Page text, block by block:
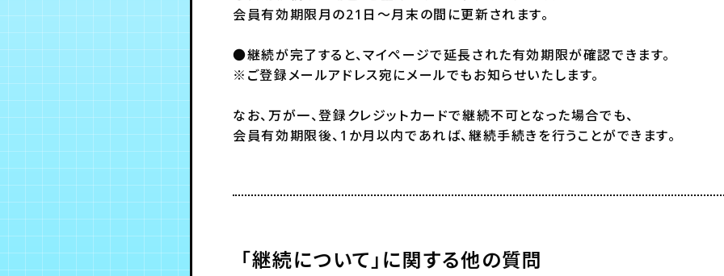
会員有効期限月の21日～月末の間に更新されます。
●継続が完了すると、マイページで延長された有効期限が確認できます。
※ご登録メールアドレス宛にメールでもお知らせいたします。
なお、万が一、登録クレジットカードで継続不可となった場合でも、
会員有効期限後、1か月以内であれば、継続手続きを行うことができます。
「継続について」に関する他の質問